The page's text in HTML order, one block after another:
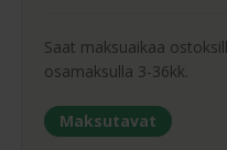
Saat maksuaikaa
osamaksulla 3-36kk.
Maksutavat